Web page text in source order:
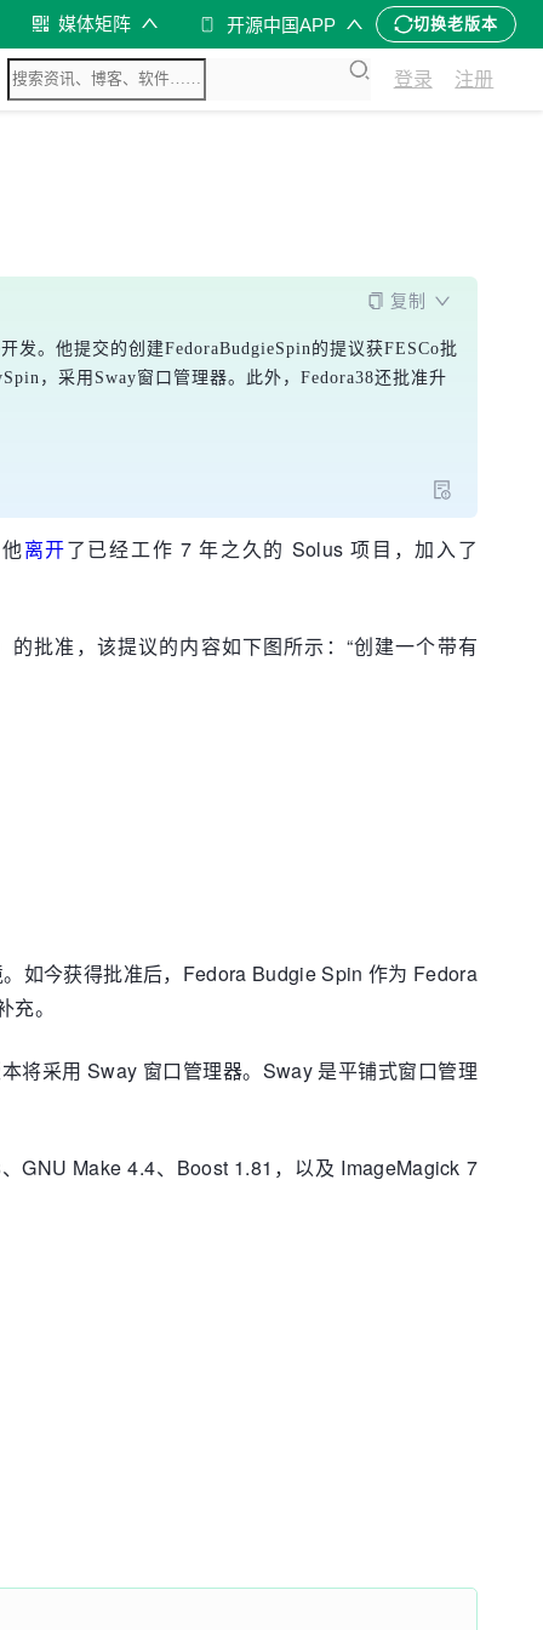
媒体矩阵 开源中国APP 切换老版本
登录 注册
复制
发。他提交的创建FedoraBudgieSpin的提议获FESCo批
，采用Sway窗口管理器。此外，Fedora38还批准升
离开了已经工作 7 年之久的 Solus 项目，加入了
批准，该提议的内容如下图所示：“创建一个带有
如今获得批准后，Fedora Budgie Spin 作为 Fedora
。
将采用 Sway 窗口管理器。Sway 是平铺式窗口管理
GNU Make 4.4、Boost 1.81，以及 ImageMagick 7